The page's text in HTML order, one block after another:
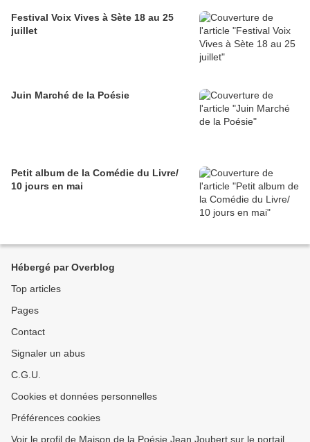
Festival Voix Vives à Sète 18 au 25
juillet
Juin Marché de la Poésie
Petit album de la Comédie du Livre/
10 jours en mai
Hébergé par Overblog
Top articles
Pages
Contact
Signaler un abus
C.G.U.
Cookies et données personnelles
Préférences cookies
Voir le profil de Maison de la Poésie Jean Joubert sur le portail